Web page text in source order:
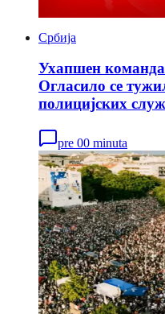
Србија
Ухапшен
Огласило се
полицијских
pre 00 minuta